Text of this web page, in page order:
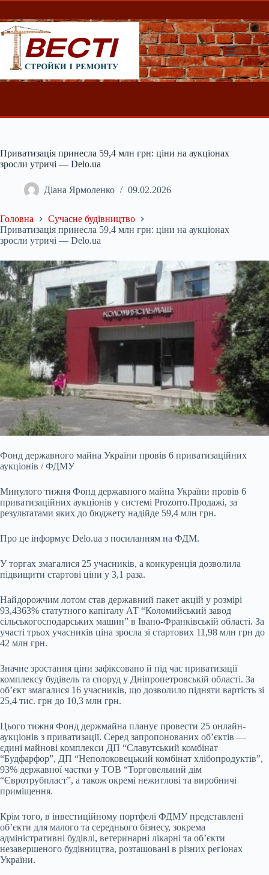
Перейти
вмісту
Приватизація принесла 59,4 млн грн: ціни на аукціонах
зросли утричі — Delo.ua
Діана Ярмоленко 09.02.2026
Головна
Сучасне будівництво
Приватизація принесла 59,4 млн грн: ціни на аукціонах
зросли утричі — Delo.ua
Фонд державного майна України провів 6 приватизаційних
аукціонів / ФДМУ
Минулого тижня Фонд державного майна України провів 6
приватизаційних аукціонів у системі Prozorro.Продажі, за
результатами яких до бюджету надійде 59,4 млн грн.
Про це інформує Delo.ua з посиланням на ФДМ.
У торгах змагалися 25 учасників, а конкуренція дозволила
підвищити стартові ціни у 3,1 раза.
Найдорожчим лотом став державний пакет акцій у розмірі
93,4363% статутного капіталу АТ “Коломийський завод
сільськогосподарських машин” в Івано-Франківській області. За
участі трьох учасників ціна зросла зі стартових 11,98 млн грн до
42 млн грн.
Значне зростання ціни зафіксовано й під час приватизації
комплексу будівель та споруд у Дніпропетровській області. За
об’єкт змагалися 16 учасників, що дозволило підняти вартість зі
25,4 тис. грн до 10,3 млн грн.
Цього тижня Фонд держмайна планує провести 25 онлайн-
аукціонів з приватизації. Серед запропонованих об’єктів —
єдині майнові комплекси ДП “Славутський комбінат
“Будфарфор”, ДП “Неполоковецький комбінат хлібопродуктів”,
93% державної частки у ТОВ “Торговельний дім
“Євротрубпласт”, а також окремі нежитлові та виробничі
приміщення.
Крім того, в інвестиційному портфелі ФДМУ представлені
об’єкти для малого та середнього бізнесу, зокрема
адміністративні будівлі, ветеринарні лікарні та об’єкти
незавершеного будівництва, розташовані в різних регіонах
України.